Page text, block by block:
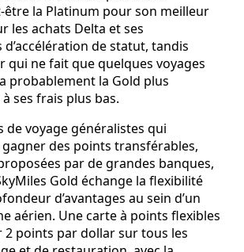
la Platinum pour son meilleur
les achats Delta et ses
de statut, tandis
qui ne fait que quelques voyages
probablement la Gold plus
ses frais plus bas.
de voyage généralistes qui
des points transférables,
par de grandes banques,
Gold échange la flexibilité
d’avantages au sein d’un
aérien. Une carte à points flexibles
points par dollar sur tous les